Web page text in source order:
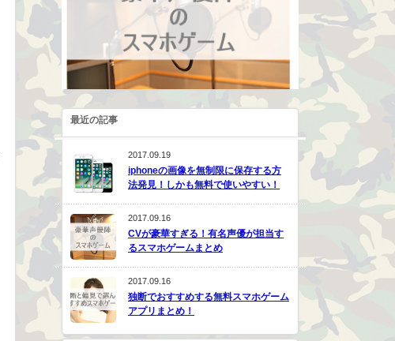
最近の記事
2017.09.19
iphoneの画像を無制限に保存する方
法発見！しかも無料で使いやすい！
2017.09.16
CVが豪華すぎる！有名声優が担当す
るスマホゲームまとめ
2017.09.16
独断でおすすめする無料スマホゲーム
アプリまとめ！